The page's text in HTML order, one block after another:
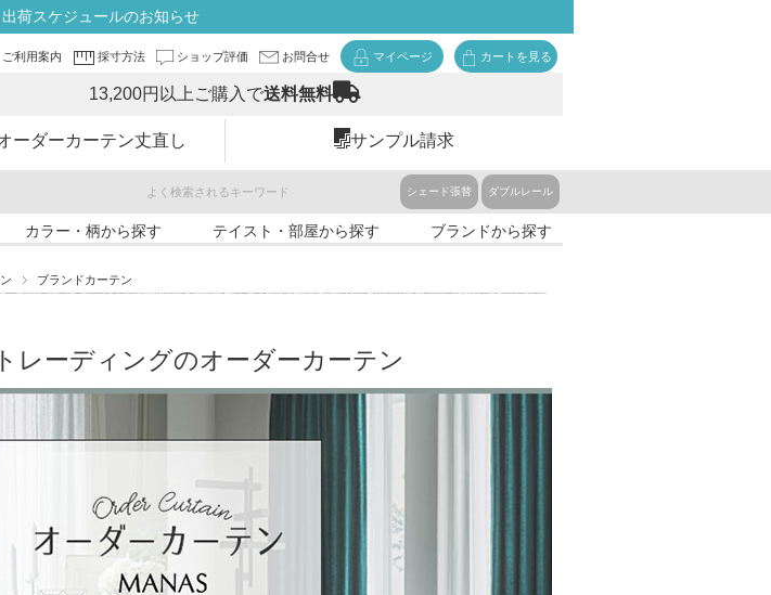
荷スケジュールのお知らせ
ご利用案内 採寸方法 ショップ評価 お問合せ マイページ カートを見る
13,200円以上ご購入で送料無料
ーダーカーテン丈直し サンプル請求
よく検索されるキーワード シェード張替 ダブルレール
カラー・柄から探す テイスト・部屋から探す ブランドから探す
ブランドカーテン
レーディングのオーダーカーテン